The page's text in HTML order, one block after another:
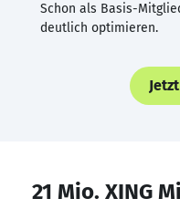
Schon als Basis-
deutlich optimieren.
21 Mio. XING